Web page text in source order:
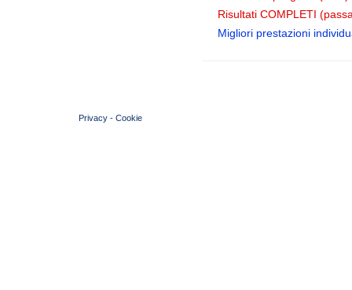
Risultati COMPLETI
Migliori prestazioni
Privacy - Cookie